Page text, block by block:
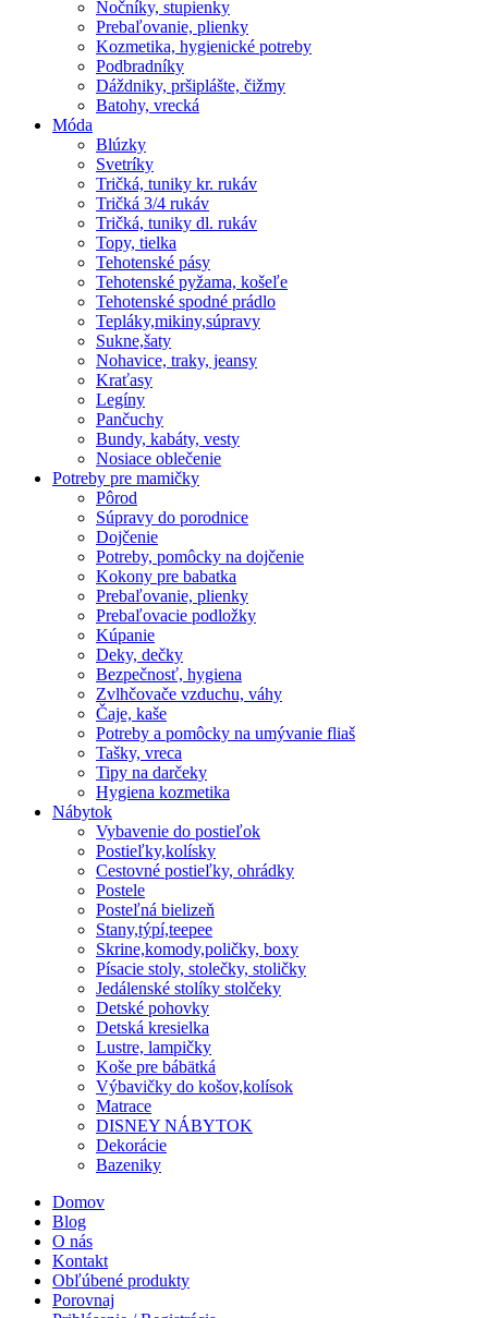
Nočníky, stupienky
Prebaľovanie, plienky
Kozmetika, hygienické potreby
Podbradníky
Dáždniky, pršiplášte, čižmy
Batohy, vrecká
Móda
Blúzky
Svetríky
Tričká, tuniky kr. rukáv
Tričká 3/4 rukáv
Tričká, tuniky dl. rukáv
Topy, tielka
Tehotenské pásy
Tehotenské pyžama, košeľe
Tehotenské spodné prádlo
Tepláky,mikiny,súpravy
Sukne,šaty
Nohavice, traky, jeansy
Kraťasy
Legíny
Pančuchy
Bundy, kabáty, vesty
Nosiace oblečenie
Potreby pre mamičky
Pôrod
Súpravy do porodnice
Dojčenie
Potreby, pomôcky na dojčenie
Kokony pre babatka
Prebaľovanie, plienky
Prebaľovacie podložky
Kúpanie
Deky, dečky
Bezpečnosť, hygiena
Zvlhčovače vzduchu, váhy
Čaje, kaše
Potreby a pomôcky na umývanie fliaš
Tašky, vreca
Tipy na darčeky
Hygiena kozmetika
Nábytok
Vybavenie do postieľok
Postieľky,kolísky
Cestovné postieľky, ohrádky
Postele
Posteľná bielizeň
Stany,týpí,teepee
Skrine,komody,poličky, boxy
Písacie stoly, stolečky, stoličky
Jedálenské stolíky stolčeky
Detské pohovky
Detská kresielka
Lustre, lampičky
Koše pre bábätká
Výbavičky do košov,kolísok
Matrace
DISNEY NÁBYTOK
Dekorácie
Bazeniky
Domov
Blog
O nás
Kontakt
Obľúbené produkty
Porovnaj